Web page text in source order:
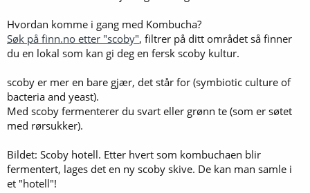
Hvordan komme i gang med Kombucha?
Søk på finn.no etter "scoby", filtrer på ditt området så finner
du en lokal som kan gi deg en fersk scoby kultur.
scoby er mer en bare gjær, det står for (symbiotic culture of
bacteria and yeast).
Med scoby fermenterer du svart eller grønn te (som er søtet
med rørsukker).
Bildet: Scoby hotell. Etter hvert som kombuchaen blir
fermentert, lages det en ny scoby skive. De kan man samle i
et "hotell"!